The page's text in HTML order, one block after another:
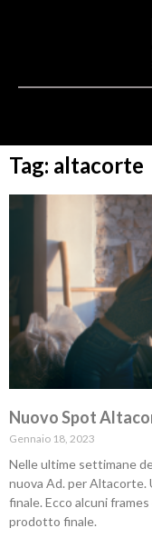
Tag: altacorte
Nuovo Spot
Gennaio 18, 2023
Nelle ultime settimane
nuova Ad. per Altacorte.
finale. Ecco alcuni
prodotto finale.